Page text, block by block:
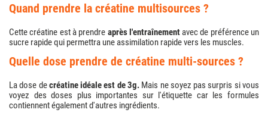
quand prendre la créatine multisources ?
Cette créatine est à prendre après l'entraînementavec de préférence un
sucre rapide qui permettra une assimilation rapide vers les muscles.
quelle dose prendre de créatine multi-sources ?
La dose decréatine idéale est de 3g. Mais ne soyez pas surpris si vous
voyez des doses plus importantes sur l'étiquette car les formules
contiennent également d'autres ingrédients.